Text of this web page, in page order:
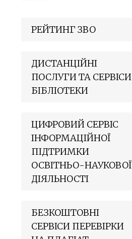
РЕЙТИНГ ЗВО
ДИСТАНЦІЙНІ
ПОСЛУГИ ТА СЕРВІСИ
БІБЛІОТЕКИ
ЦИФРОВИЙ СЕРВІС
ІНФОРМАЦІЙНОЇ
ПІДТРИМКИ
ОСВІТНЬО-НАУКОВОЇ
ДІЯЛЬНОСТІ
БЕЗКОШТОВНІ
СЕРВІСИ ПЕРЕВІРКИ